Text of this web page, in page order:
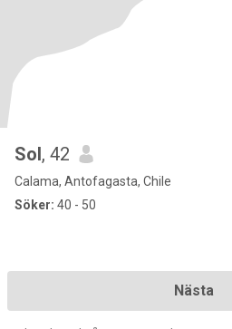
Sol, 42
Calama, Antofagasta, Chile
Söker: 40 - 50
Nästa